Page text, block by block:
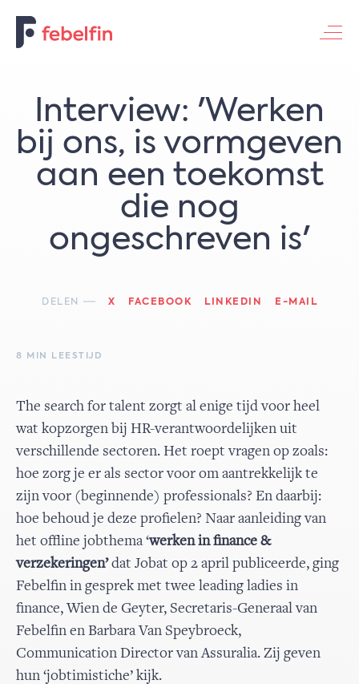
Interview: 'Werken
bij ons, is vormgeven
aan een toekomst
die nog
ongeschreven is'
DELEN X FACEBOOK LINKEDIN E-MAIL
8 MIN LEESTIJD
The search for talent zorgt al enige tijd voor heel
wat kopzorgen bij HR-verantwoordelijken uit
verschillende sectoren. Het roept vragen op zoals:
hoe zorg je er als sector voor om aantrekkelijk te
zijn voor (beginnende) professionals? En daarbij:
hoe behoud je deze profielen? Naar aanleiding van
het offline jobthema ‘werken in finance &
verzekeringen’dat Jobat op 2 april publiceerde, ging
Febelfin in gesprek met twee leading ladies in
finance, Wien de Geyter, Secretaris-Generaal van
Febelfin en Barbara Van Speybroeck,
Communication Director van Assuralia. Zij geven
hun ‘jobtimistiche’ kijk.